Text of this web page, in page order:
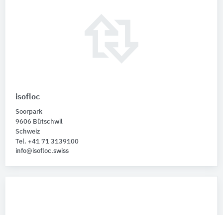
isofloc
Soorpark
9606 Bütschwil
Schweiz
Tel. +41 71 3139100
info@isofloc.swiss